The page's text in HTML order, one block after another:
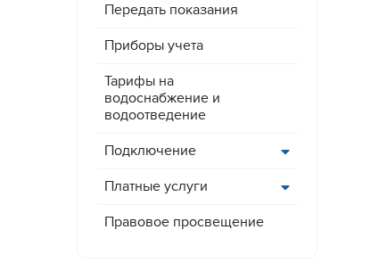
Передать показания
Приборы учета
Тарифы на
водоснабжение и
водоотведение
Подключение
Платные услуги
Правовое просвещение